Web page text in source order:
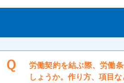
労働契約を結ぶ際、労働
しょうか。作り方、項目